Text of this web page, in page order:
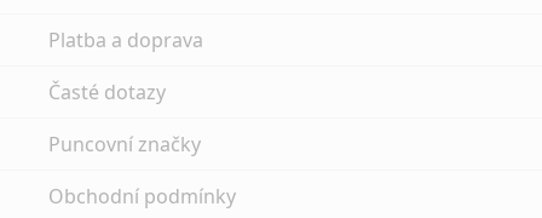
Platba a doprava
Časté dotazy
Puncovní značky
Obchodní podmínky